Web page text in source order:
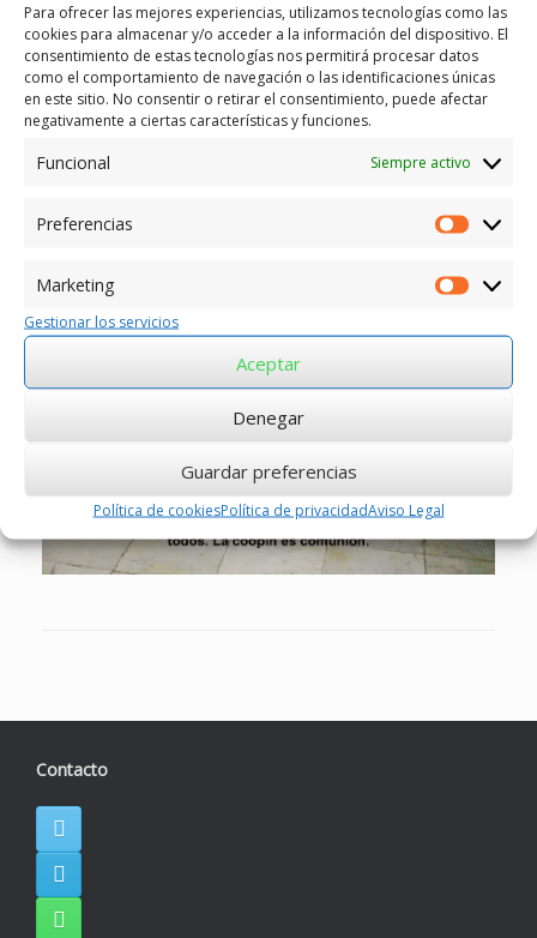
Para ofrecer las mejores experiencias, utilizamos tecnologías como las
cookies para almacenar y/o acceder a la información del dispositivo. El
consentimiento de estas tecnologías nos permitirá procesar datos
como el comportamiento de navegación o las identificaciones únicas
en este sitio. No consentir o retirar el consentimiento, puede afectar
negativamente a ciertas características y funciones.
Funcional Siempre activo
Preferencias
Marketing
Gestionar los servicios
Aceptar
Denegar
Guardar preferencias
Política de cookiesPolítica de privacidadAviso Legal
Contacto